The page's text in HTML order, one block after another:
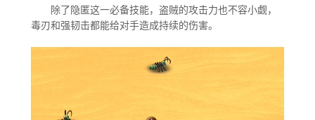
樱の花嫁
除了隐匿这一必备技能，盗贼的攻击力也不容小觑，
毒刃和强韧击都能给对手造成持续的伤害。